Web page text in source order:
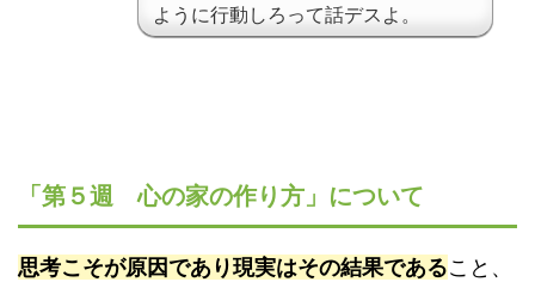
ように行動しろって話デスよ。
「第５週 心の家の作り方」について
思考こそが原因であり現実はその結果であること、